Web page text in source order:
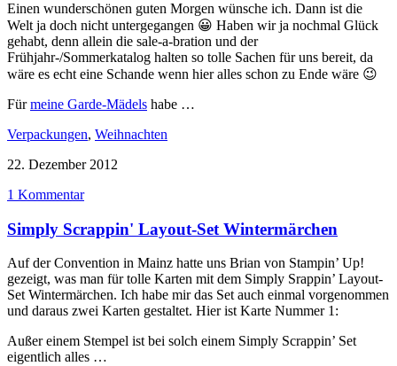
Einen wunderschönen guten Morgen wünsche ich. Dann ist die
Welt ja doch nicht untergegangen 😀 Haben wir ja nochmal Glück
gehabt, denn allein die sale-a-bration und der
Frühjahr-/Sommerkatalog halten so tolle Sachen für uns bereit, da
wäre es echt eine Schande wenn hier alles schon zu Ende wäre 😉
Fürmeine Garde-Mädels habe …
Verpackungen, Weihnachten
22. Dezember 2012
1 Kommentar
Simply Scrappin' Layout-Set Wintermärchen
Auf der Convention in Mainz hatte uns Brian von Stampin’ Up!
gezeigt, was man für tolle Karten mit dem Simply Srappin’ Layout-
Set Wintermärchen. Ich habe mir das Set auch einmal vorgenommen
und daraus zwei Karten gestaltet. Hier ist Karte Nummer 1:
Außer einem Stempel ist bei solch einem Simply Scrappin’ Set
eigentlich alles …